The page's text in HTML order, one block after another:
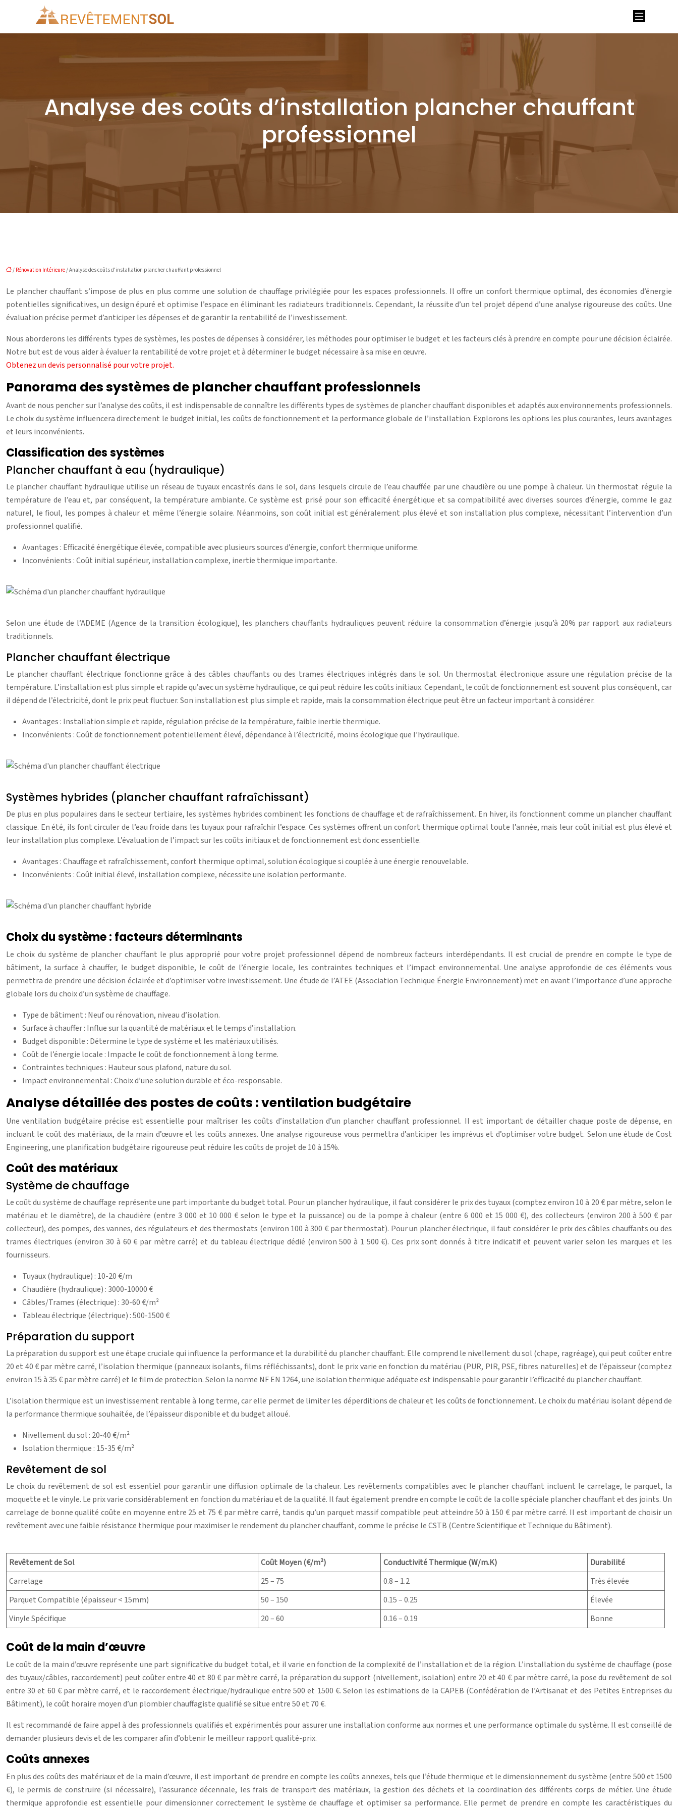
Analyse des coûts d’installation plancher chauffant
professionnel
/ Rénovation Intérieure/ Analyse des coûts d’installation plancher chauffant professionnel
Le plancher chauffant s’impose de plus en plus comme une solution de chauffage privilégiée pour les espaces professionnels. Il offre un confort thermique optimal, des économies d’énergie
potentielles significatives, un design épuré et optimise l’espace en éliminant les radiateurs traditionnels. Cependant, la réussite d’un tel projet dépend d’une analyse rigoureuse des coûts. Une
évaluation précise permet d’anticiper les dépenses et de garantir la rentabilité de l’investissement.
Nous aborderons les différents types de systèmes, les postes de dépenses à considérer, les méthodes pour optimiser le budget et les facteurs clés à prendre en compte pour une décision éclairée.
Notre but est de vous aider à évaluer la rentabilité de votre projet et à déterminer le budget nécessaire à sa mise en œuvre.
Obtenez un devis personnalisé pour votre projet.
Panorama des systèmes de plancher chauffant professionnels
Avant de nous pencher sur l’analyse des coûts, il est indispensable de connaître les différents types de systèmes de plancher chauffant disponibles et adaptés aux environnements professionnels.
Le choix du système influencera directement le budget initial, les coûts de fonctionnement et la performance globale de l’installation. Explorons les options les plus courantes, leurs avantages
et leurs inconvénients.
Classification des systèmes
Plancher chauffant à eau (hydraulique)
Le plancher chauffant hydraulique utilise un réseau de tuyaux encastrés dans le sol, dans lesquels circule de l’eau chauffée par une chaudière ou une pompe à chaleur. Un thermostat régule la
température de l’eau et, par conséquent, la température ambiante. Ce système est prisé pour son efficacité énergétique et sa compatibilité avec diverses sources d’énergie, comme le gaz
naturel, le fioul, les pompes à chaleur et même l’énergie solaire. Néanmoins, son coût initial est généralement plus élevé et son installation plus complexe, nécessitant l’intervention d’un
professionnel qualifié.
Avantages : Efficacité énergétique élevée, compatible avec plusieurs sources d’énergie, confort thermique uniforme.
Inconvénients : Coût initial supérieur, installation complexe, inertie thermique importante.
Selon une étude de l’ADEME (Agence de la transition écologique), les planchers chauffants hydrauliques peuvent réduire la consommation d’énergie jusqu’à 20% par rapport aux radiateurs
traditionnels.
Plancher chauffant électrique
Le plancher chauffant électrique fonctionne grâce à des câbles chauffants ou des trames électriques intégrés dans le sol. Un thermostat électronique assure une régulation précise de la
température. L’installation est plus simple et rapide qu’avec un système hydraulique, ce qui peut réduire les coûts initiaux. Cependant, le coût de fonctionnement est souvent plus conséquent, car
il dépend de l’électricité, dont le prix peut fluctuer. Son installation est plus simple et rapide, mais la consommation électrique peut être un facteur important à considérer.
Avantages : Installation simple et rapide, régulation précise de la température, faible inertie thermique.
Inconvénients : Coût de fonctionnement potentiellement élevé, dépendance à l’électricité, moins écologique que l’hydraulique.
Systèmes hybrides (plancher chauffant rafraîchissant)
De plus en plus populaires dans le secteur tertiaire, les systèmes hybrides combinent les fonctions de chauffage et de rafraîchissement. En hiver, ils fonctionnent comme un plancher chauffant
classique. En été, ils font circuler de l’eau froide dans les tuyaux pour rafraîchir l’espace. Ces systèmes offrent un confort thermique optimal toute l’année, mais leur coût initial est plus élevé et
leur installation plus complexe. L’évaluation de l’impact sur les coûts initiaux et de fonctionnement est donc essentielle.
Avantages : Chauffage et rafraîchissement, confort thermique optimal, solution écologique si couplée à une énergie renouvelable.
Inconvénients : Coût initial élevé, installation complexe, nécessite une isolation performante.
Choix du système : facteurs déterminants
Le choix du système de plancher chauffant le plus approprié pour votre projet professionnel dépend de nombreux facteurs interdépendants. Il est crucial de prendre en compte le type de
bâtiment, la surface à chauffer, le budget disponible, le coût de l’énergie locale, les contraintes techniques et l’impact environnemental. Une analyse approfondie de ces éléments vous
permettra de prendre une décision éclairée et d’optimiser votre investissement. Une étude de l’ATEE (Association Technique Énergie Environnement) met en avant l’importance d’une approche
globale lors du choix d’un système de chauffage.
Type de bâtiment : Neuf ou rénovation, niveau d’isolation.
Surface à chauffer : Influe sur la quantité de matériaux et le temps d’installation.
Budget disponible : Détermine le type de système et les matériaux utilisés.
Coût de l’énergie locale : Impacte le coût de fonctionnement à long terme.
Contraintes techniques : Hauteur sous plafond, nature du sol.
Impact environnemental : Choix d’une solution durable et éco-responsable.
Analyse détaillée des postes de coûts : ventilation budgétaire
Une ventilation budgétaire précise est essentielle pour maîtriser les coûts d’installation d’un plancher chauffant professionnel. Il est important de détailler chaque poste de dépense, en
incluant le coût des matériaux, de la main d’œuvre et les coûts annexes. Une analyse rigoureuse vous permettra d’anticiper les imprévus et d’optimiser votre budget. Selon une étude de Cost
Engineering, une planification budgétaire rigoureuse peut réduire les coûts de projet de 10 à 15%.
Coût des matériaux
Système de chauffage
Le coût du système de chauffage représente une part importante du budget total. Pour un plancher hydraulique, il faut considérer le prix des tuyaux (comptez environ 10 à 20 € par mètre, selon le
matériau et le diamètre), de la chaudière (entre 3 000 et 10 000 € selon le type et la puissance) ou de la pompe à chaleur (entre 6 000 et 15 000 €), des collecteurs (environ 200 à 500 € par
collecteur), des pompes, des vannes, des régulateurs et des thermostats (environ 100 à 300 € par thermostat). Pour un plancher électrique, il faut considérer le prix des câbles chauffants ou des
trames électriques (environ 30 à 60 € par mètre carré) et du tableau électrique dédié (environ 500 à 1 500 €). Ces prix sont donnés à titre indicatif et peuvent varier selon les marques et les
fournisseurs.
Tuyaux (hydraulique) : 10-20 €/m
Chaudière (hydraulique) : 3000-10000 €
Câbles/Trames (électrique) : 30-60 €/m²
Tableau électrique (électrique) : 500-1500 €
Préparation du support
La préparation du support est une étape cruciale qui influence la performance et la durabilité du plancher chauffant. Elle comprend le nivellement du sol (chape, ragréage), qui peut coûter entre
20 et 40 € par mètre carré, l’isolation thermique (panneaux isolants, films réfléchissants), dont le prix varie en fonction du matériau (PUR, PIR, PSE, fibres naturelles) et de l’épaisseur (comptez
environ 15 à 35 € par mètre carré) et le film de protection. Selon la norme NF EN 1264, une isolation thermique adéquate est indispensable pour garantir l’efficacité du plancher chauffant.
L’isolation thermique est un investissement rentable à long terme, car elle permet de limiter les déperditions de chaleur et les coûts de fonctionnement. Le choix du matériau isolant dépend de
la performance thermique souhaitée, de l’épaisseur disponible et du budget alloué.
Nivellement du sol : 20-40 €/m²
Isolation thermique : 15-35 €/m²
Revêtement de sol
Le choix du revêtement de sol est essentiel pour garantir une diffusion optimale de la chaleur. Les revêtements compatibles avec le plancher chauffant incluent le carrelage, le parquet, la
moquette et le vinyle. Le prix varie considérablement en fonction du matériau et de la qualité. Il faut également prendre en compte le coût de la colle spéciale plancher chauffant et des joints. Un
carrelage de bonne qualité coûte en moyenne entre 25 et 75 € par mètre carré, tandis qu’un parquet massif compatible peut atteindre 50 à 150 € par mètre carré. Il est important de choisir un
revêtement avec une faible résistance thermique pour maximiser le rendement du plancher chauffant, comme le précise le CSTB (Centre Scientifique et Technique du Bâtiment).
Revêtement de Sol Coût Moyen (€/m²) Conductivité Thermique (W/m.K)
Durabilité
Carrelage
25 – 75 0.8 – 1.2
Très élevée
Parquet Compatible (épaisseur < 15mm)
50 – 150 0.15 – 0.25
Élevée
Vinyle Spécifique
20 – 60 0.16 – 0.19 Bonne
Coût de la main d’œuvre
Le coût de la main d’œuvre représente une part significative du budget total, et il varie en fonction de la complexité de l’installation et de la région. L’installation du système de chauffage (pose
des tuyaux/câbles, raccordement) peut coûter entre 40 et 80 € par mètre carré, la préparation du support (nivellement, isolation) entre 20 et 40 € par mètre carré, la pose du revêtement de sol
entre 30 et 60 € par mètre carré, et le raccordement électrique/hydraulique entre 500 et 1500 €. Selon les estimations de la CAPEB (Confédération de l’Artisanat et des Petites Entreprises du
Bâtiment), le coût horaire moyen d’un plombier chauffagiste qualifié se situe entre 50 et 70 €.
Il est recommandé de faire appel à des professionnels qualifiés et expérimentés pour assurer une installation conforme aux normes et une performance optimale du système. Il est conseillé de
demander plusieurs devis et de les comparer afin d’obtenir le meilleur rapport qualité-prix.
Coûts annexes
En plus des coûts des matériaux et de la main d’œuvre, il est important de prendre en compte les coûts annexes, tels que l’étude thermique et le dimensionnement du système (entre 500 et 1500
€), le permis de construire (si nécessaire), l’assurance décennale, les frais de transport des matériaux, la gestion des déchets et la coordination des différents corps de métier. Une étude
thermique approfondie est essentielle pour dimensionner correctement le système de chauffage et optimiser sa performance. Elle permet de prendre en compte les caractéristiques du